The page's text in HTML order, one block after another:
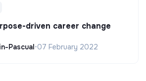
driven career change
Pascual •07 February 2022